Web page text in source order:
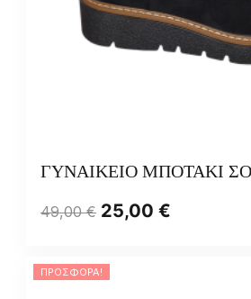
ΓΥΝΑΙΚΕΙΟ ΜΠΟΤΑΚΙ
49,00€ 25,00 €
ΠΡΟΣΦΟΡΆ!